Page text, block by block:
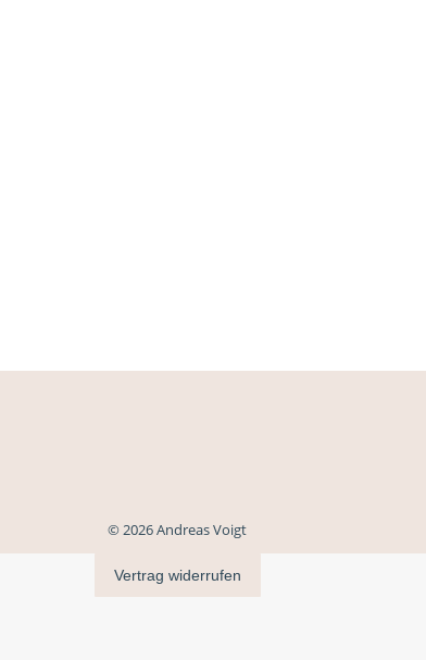
© 2026 Andreas Voigt
Vertrag widerrufen